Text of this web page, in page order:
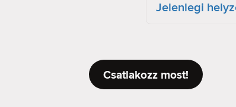
Jelenlegi
Csatlakozz most!